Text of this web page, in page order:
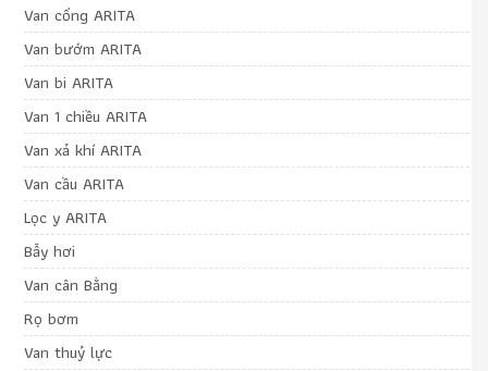
Van cổng ARITA
Van bướm ARITA
Van bi ARITA
Van 1 chiều ARITA
Van xả khí ARITA
Van cầu ARITA
Lọc y ARITA
Bẫy hơi
Van cân Bằng
Rọ bơm
Van thuỷ lực